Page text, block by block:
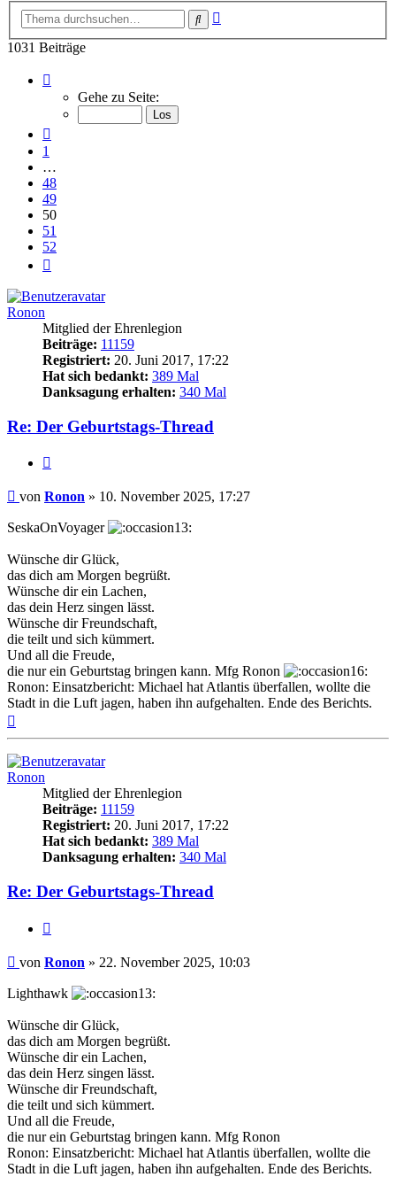
Suche
1031 Beiträge
50
von
Gehe zu Seite:
1
…
48
49
50
51
52
Ronon
Mitglied der Ehrenlegion
Beiträge: 11159
Registriert: 20. Juni 2017, 17:22
Hat sich bedankt: 389 Mal
Danksagung erhalten: 340 Mal
Re: Der Geburtstags-Thread
Beitrag
von Ronon » 10. November 2025, 17:27
SeskaOnVoyager
Wünsche dir Glück,
das dich am Morgen begrüßt.
Wünsche dir ein Lachen,
das dein Herz singen lässt.
Wünsche dir Freundschaft,
die teilt und sich kümmert.
Und all die Freude,
die nur ein Geburtstag bringen kann. Mfg Ronon
Ronon: Einsatzbericht: Michael hat Atlantis überfallen, wollte die
Stadt in die Luft jagen, haben ihn aufgehalten. Ende des Berichts.
Ronon
Mitglied der Ehrenlegion
Beiträge: 11159
Registriert: 20. Juni 2017, 17:22
Hat sich bedankt: 389 Mal
Danksagung erhalten: 340 Mal
Re: Der Geburtstags-Thread
Beitrag
von Ronon » 22. November 2025, 10:03
Lighthawk
Wünsche dir Glück,
das dich am Morgen begrüßt.
Wünsche dir ein Lachen,
das dein Herz singen lässt.
Wünsche dir Freundschaft,
die teilt und sich kümmert.
Und all die Freude,
die nur ein Geburtstag bringen kann. Mfg Ronon
Ronon: Einsatzbericht: Michael hat Atlantis überfallen, wollte die
Stadt in die Luft jagen, haben ihn aufgehalten. Ende des Berichts.